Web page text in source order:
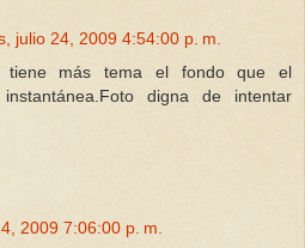
julio 24, 2009 4:54:00 p. m.
tiene más tema el fondo que el
digna de intentar
2009 7:06:00 p. m.